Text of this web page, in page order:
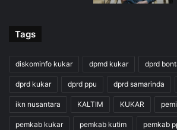
Tags
diskominfo kukar dpmd kukar dprd
dprd kukar dprd ppu dprd samarinda
ikn nusantara KALTIM KUKAR
pemkab kukar pemkab kutim pemkab